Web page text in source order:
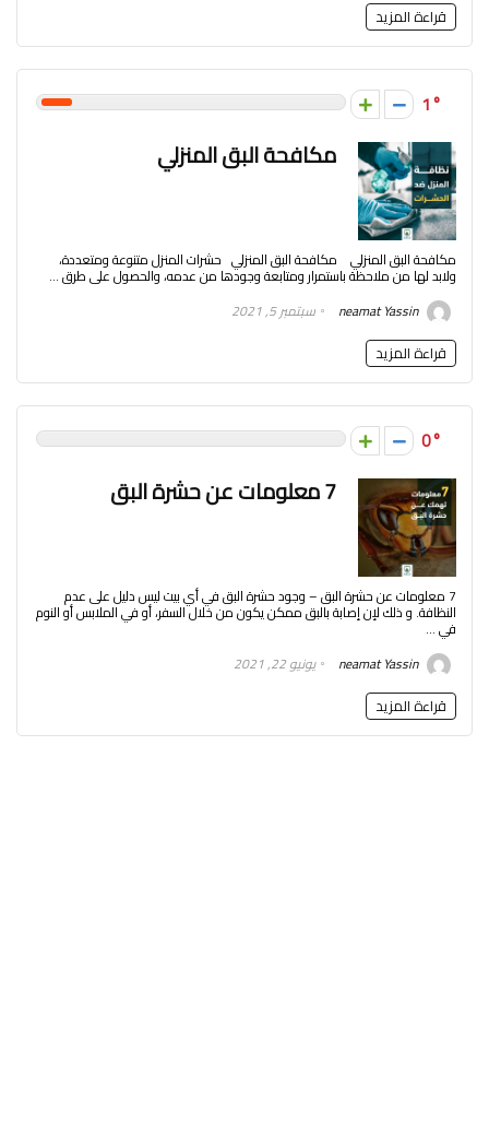
قراءة المزيد
1
مكافحة البق المنزلي
مكافحة البق المنزلي مكافحة البق المنزلي حشرات المنزل متنوعة ومتعددة،
ولابد لها من ملاحظة باستمرار ومتابعة وجودها من عدمه، والحصول على طرق ...
neamat Yassin
سبتمبر 5, 2021
قراءة المزيد
0
7 معلومات عن حشرة البق
7 معلومات عن حشرة البق – وجود حشرة البق في أي بيت ليس دليل على عدم
النظافة. و ذلك لإن إصابة بالبق ممكن يكون من خلال السفر، أو في الملابس أو النوم
في ...
neamat Yassin
يونيو 22, 2021
قراءة المزيد